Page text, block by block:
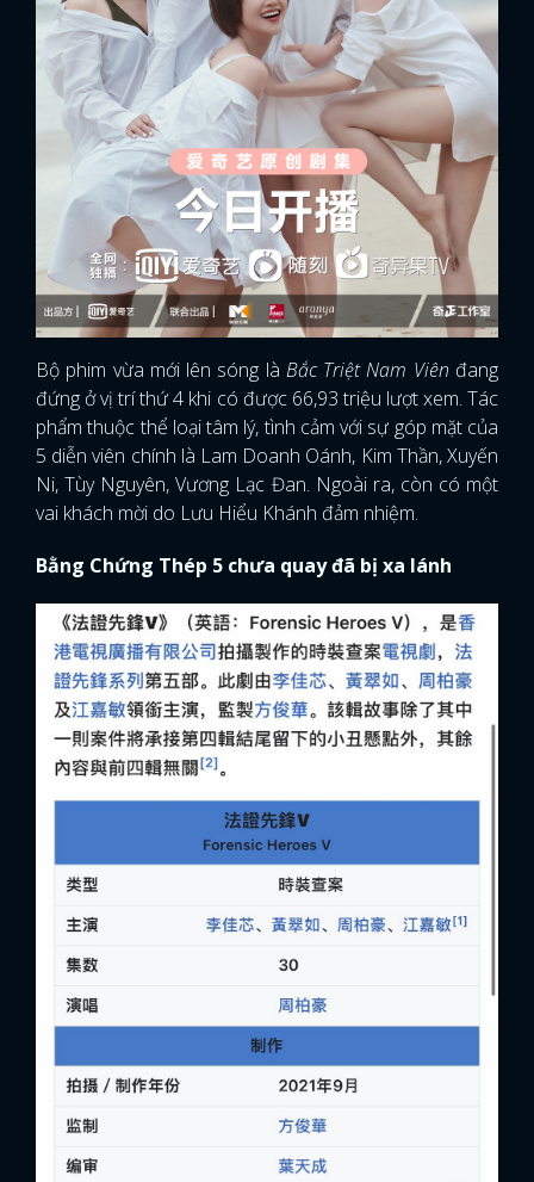
Bộ phim vừa mới lên sóng là Bắc Triệt Nam Viên đang
đứng ở vị trí thứ 4 khi có được 66,93 triệu lượt xem. Tác
phẩm thuộc thể loại tâm lý, tình cảm với sự góp mặt của
5 diễn viên chính là Lam Doanh Oánh, Kim Thần, Xuyến
Ni, Tùy Nguyên, Vương Lạc Đan. Ngoài ra, còn có một
vai khách mời do Lưu Hiểu Khánh đảm nhiệm.
Bằng Chứng Thép 5 chưa quay đã bị xa lánh